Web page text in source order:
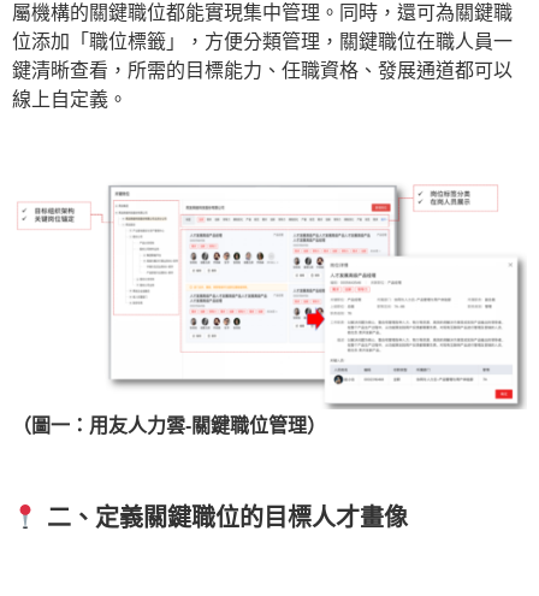
屬機構的關鍵職位都能實現集中管理。同時，還可為關鍵職
位添加「職位標籤」，方便分類管理，關鍵職位在職人員一
鍵清晰查看，所需的目標能力、任職資格、發展通道都可以
線上自定義。
（圖一：用友人力雲-關鍵職位管理）
二、 定義關鍵職位的目標人才畫像